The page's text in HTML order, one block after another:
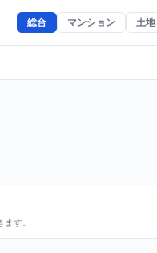
総合 マンション 土地
す。